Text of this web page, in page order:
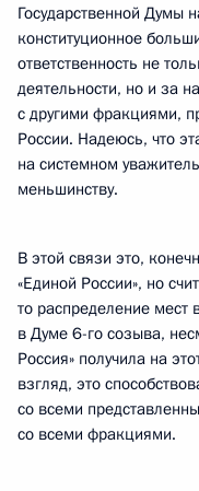
Государственной Думы
конституционное
ответственность не
деятельности, но и за
с другими фракциями,
России. Надеюсь, что
на системном
меньшинству.
В этой связи это,
«Единой России», но
то распределение мест
в Думе 6-го созыва,
Россия» получила на
взгляд, это
со всеми
со всеми фракциями.